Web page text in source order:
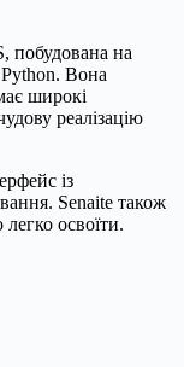
побудована на
Вона
широкі
реалізацію
із
Senaite також
освоїти.